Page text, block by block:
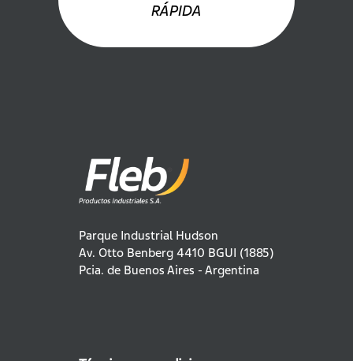
RÁPIDA
Parque Industrial Hudson
Av. Otto Benberg 4410 BGUI (1885)
Pcia. de Buenos Aires - Argentina